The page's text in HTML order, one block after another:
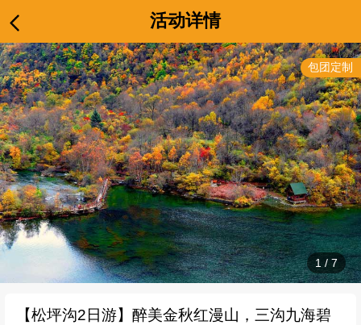
活动详情
1 / 7
【松坪沟2日游】醉美金秋红漫山，三沟九海碧
包团定制